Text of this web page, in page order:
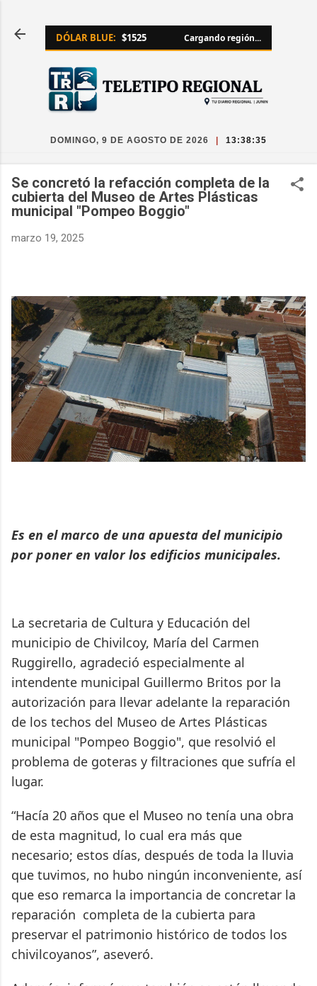
DÓLAR BLUE: $1525 Cargando región...
DOMINGO, 9 DE AGOSTO DE 2026 13:38:36
Se concretó la refacción completa de la
cubierta del Museo de Artes Plásticas
municipal "Pompeo Boggio"
marzo 19, 2025
Es en el marco de una apuesta del municipio
por poner en valor los edificios municipales.
La secretaria de Cultura y Educación del
municipio de Chivilcoy, María del Carmen
Ruggirello, agradeció especialmente al
intendente municipal Guillermo Britos por la
autorización para llevar adelante la reparación
de los techos del Museo de Artes Plásticas
municipal "Pompeo Boggio", que resolvió el
problema de goteras y filtraciones que sufría el
lugar.
“Hacía 20 años que el Museo no tenía una obra
de esta magnitud, lo cual era más que
necesario; estos días, después de toda la lluvia
que tuvimos, no hubo ningún inconveniente, así
que eso remarca la importancia de concretar la
reparación completa de la cubierta para
preservar el patrimonio histórico de todos los
chivilcoyanos”, aseveró.